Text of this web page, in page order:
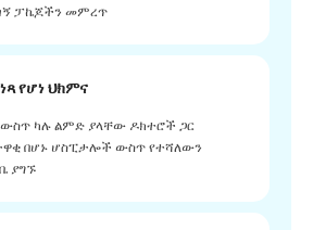
ፓኬጆችን መምረጥ
የሆነ ህክምና
ውስጥ ካሉ ልምድ ያላቸው ዶክተሮች ጋር
በሆኑ ሆስፒታሎች ውስጥ የተሻለውን
ያግኙ